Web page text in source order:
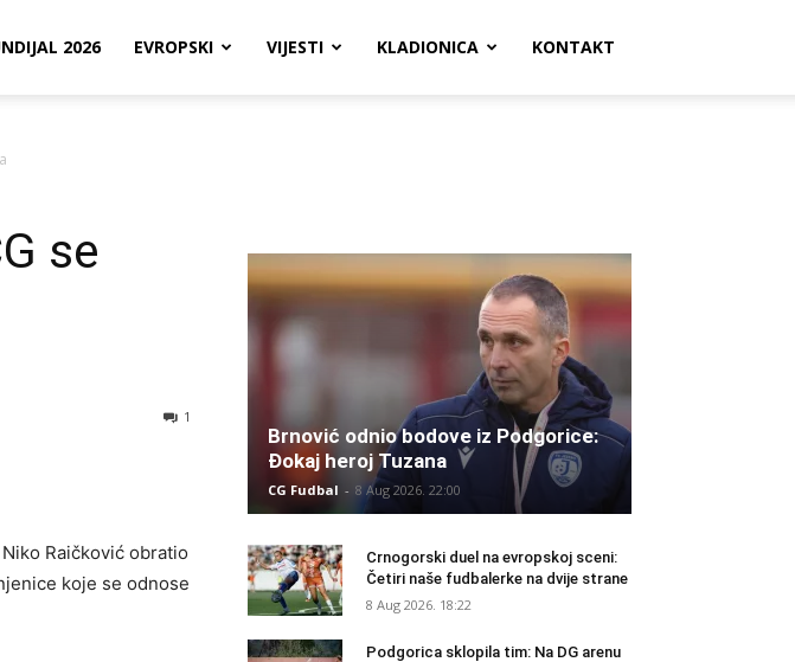
2026 EVROPSKI VIJESTI KLADIONICA KONTAKT
se
1
Niko Raičković obratio
koje se odnose
Brnović odnio bodove iz Podgorice:
Đokaj heroj Tuzana
CG Fudbal - 8 Aug 2026. 22:00
Crnogorski duel na evropskoj sceni:
Četiri naše fudbalerke na dvije strane
8 Aug 2026. 18:22
Podgorica sklopila tim: Na DG arenu